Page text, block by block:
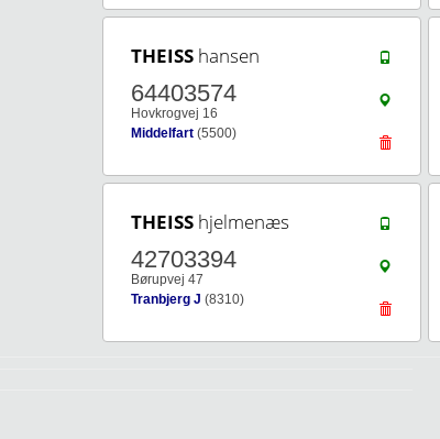
THEISS hansen
64403574
Hovkrogvej 16
Middelfart (5500)
THEISS hjelmenæs
42703394
Børupvej 47
Tranbjerg J (8310)